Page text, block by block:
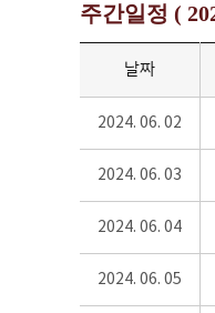
주간일정 (
날짜
2024. 06. 02
2024. 06. 03
2024. 06. 04
2024. 06. 05